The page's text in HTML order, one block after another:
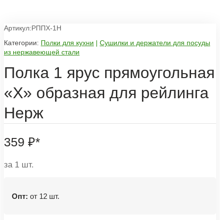
Артикул:РППХ-1Н
Категории: Полки для кухни | Сушилки и держатели для посуды
из нержавеющей стали
Полка 1 ярус прямоугольная
«Х» образная для рейлинга
Нерж
359 ₽*
за 1 шт.
Опт: от 12 шт.